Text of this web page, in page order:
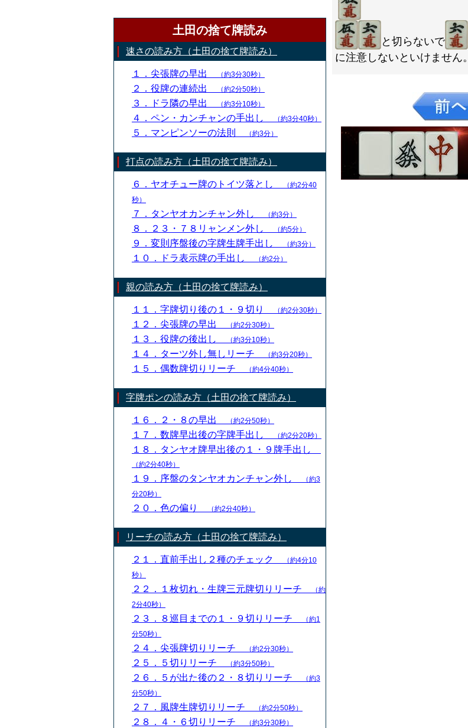
土田の捨て牌読み
速さの読み方（土田の捨て牌読み）
１．尖張牌の早出 （約3分30秒）
２．役牌の連続出 （約2分50秒）
３．ドラ隣の早出 （約3分10秒）
４．ペン・カンチャンの手出し （約3分40秒）
５．マンピンソーの法則 （約3分）
打点の読み方（土田の捨て牌読み）
６．ヤオチュー牌のトイツ落とし
（約2分40
秒）
７．タンヤオカンチャン外し （約3分）
８．２３・７８リャンメン外し （約5分）
９．変則序盤後の字牌生牌手出し （約3分）
１０．ドラ表示牌の手出し （約2分）
親の読み方（土田の捨て牌読み）
１１．字牌切り後の１・９切り （約2分30秒）
１２．尖張牌の早出 （約2分30秒）
１３．役牌の後出し （約3分10秒）
１４．ターツ外し無しリーチ （約3分20秒）
１５．偶数牌切りリーチ （約4分40秒）
字牌ポンの読み方（土田の捨て牌読み）
１６．２・８の早出 （約2分50秒）
１７．数牌早出後の字牌手出し （約2分20秒）
１８．タンヤオ牌早出後の１・９牌手出し
（約2分40秒）
１９．序盤のタンヤオカンチャン外し
（約3
分20秒）
２０．色の偏り （約2分40秒）
リーチの読み方（土田の捨て牌読み）
２１．直前手出し２種のチェック
（約4分10
秒）
２２．１枚切れ・生牌三元牌切りリーチ
（約
2分40秒）
２３．８巡目までの１・９切りリーチ
（約1
分50秒）
２４．尖張牌切りリーチ （約2分30秒）
２５．５切りリーチ （約3分50秒）
２６．５が出た後の２・８切りリーチ
（約3
分50秒）
２７．風牌生牌切りリーチ （約2分50秒）
２８．４・６切りリーチ （約3分30秒）
と切らないで
に注意しないといけません。